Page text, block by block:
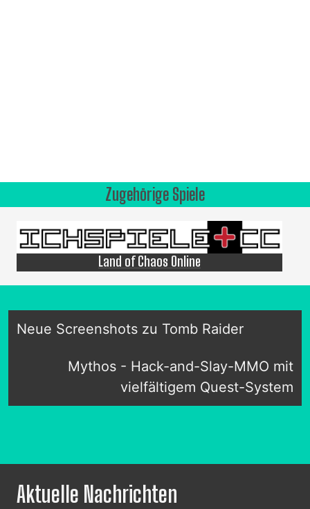
Zugehörige Spiele
Land of Chaos Online
Neue Screenshots zu Tomb Raider
Mythos - Hack-and-Slay-MMO mit
vielfältigem Quest-System
Aktuelle Nachrichten